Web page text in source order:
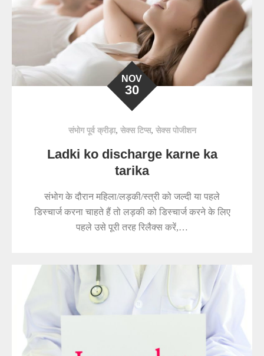
NOV
30
संभोग पूर्व क्रीड़ा, सेक्स टिप्स, सेक्स पोजीशन
Ladki ko discharge karne ka
tarika
संभोग के दौरान महिला/लड़की/स्त्री को जल्दी या पहले
डिस्चार्ज करना चाहते हैं तो लड़की को डिस्चार्ज करने के लिए
पहले उसे पूरी तरह रिलैक्स करें,…